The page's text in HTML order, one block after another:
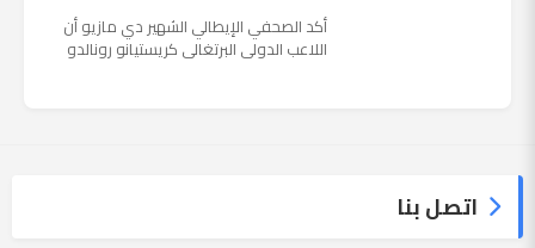
أكد الصحفي الإيطالي الشهير دي مازيو أن
اللاعب الدولي البرتغالي كريستيانو رونالدو
اتصل بنا